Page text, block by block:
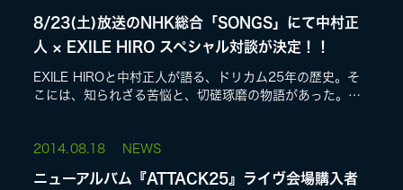
8/23(土)放送のNHK総合「SONGS」にて中村正
人 × EXILE HIRO スペシャル対談が決定！！
EXILE HIROと中村正人が語る、ドリカム25年の歴史。そ
こには、知られざる苦悩と、切磋琢磨の物語があった。初
2014. 08.18 NEWS
ニューアルバム『ATTACK25』ライヴ会場購入者